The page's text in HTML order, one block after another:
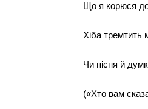
Що я корюся
Хіба тремтить
Чи пісня й
(«Хто вам